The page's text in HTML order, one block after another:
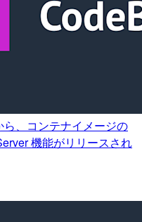
、コンテナイメージの
機能がリリースされ